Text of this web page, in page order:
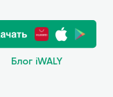
Блог iWALY